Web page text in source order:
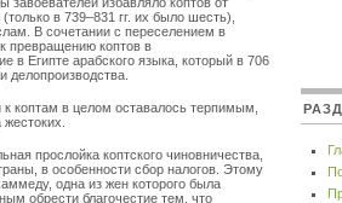
в 739–831 гг. их было шесть),
В сочетании с переселением в
превращению коптов в
в Египте арабского языка, который в 706
делопроизводства.
коптам в целом оставалось терпимым,
прослойка коптского чиновничества,
в особенности сбор налогов. Этому
одна из жен которого была
обрести благочестие тем, что